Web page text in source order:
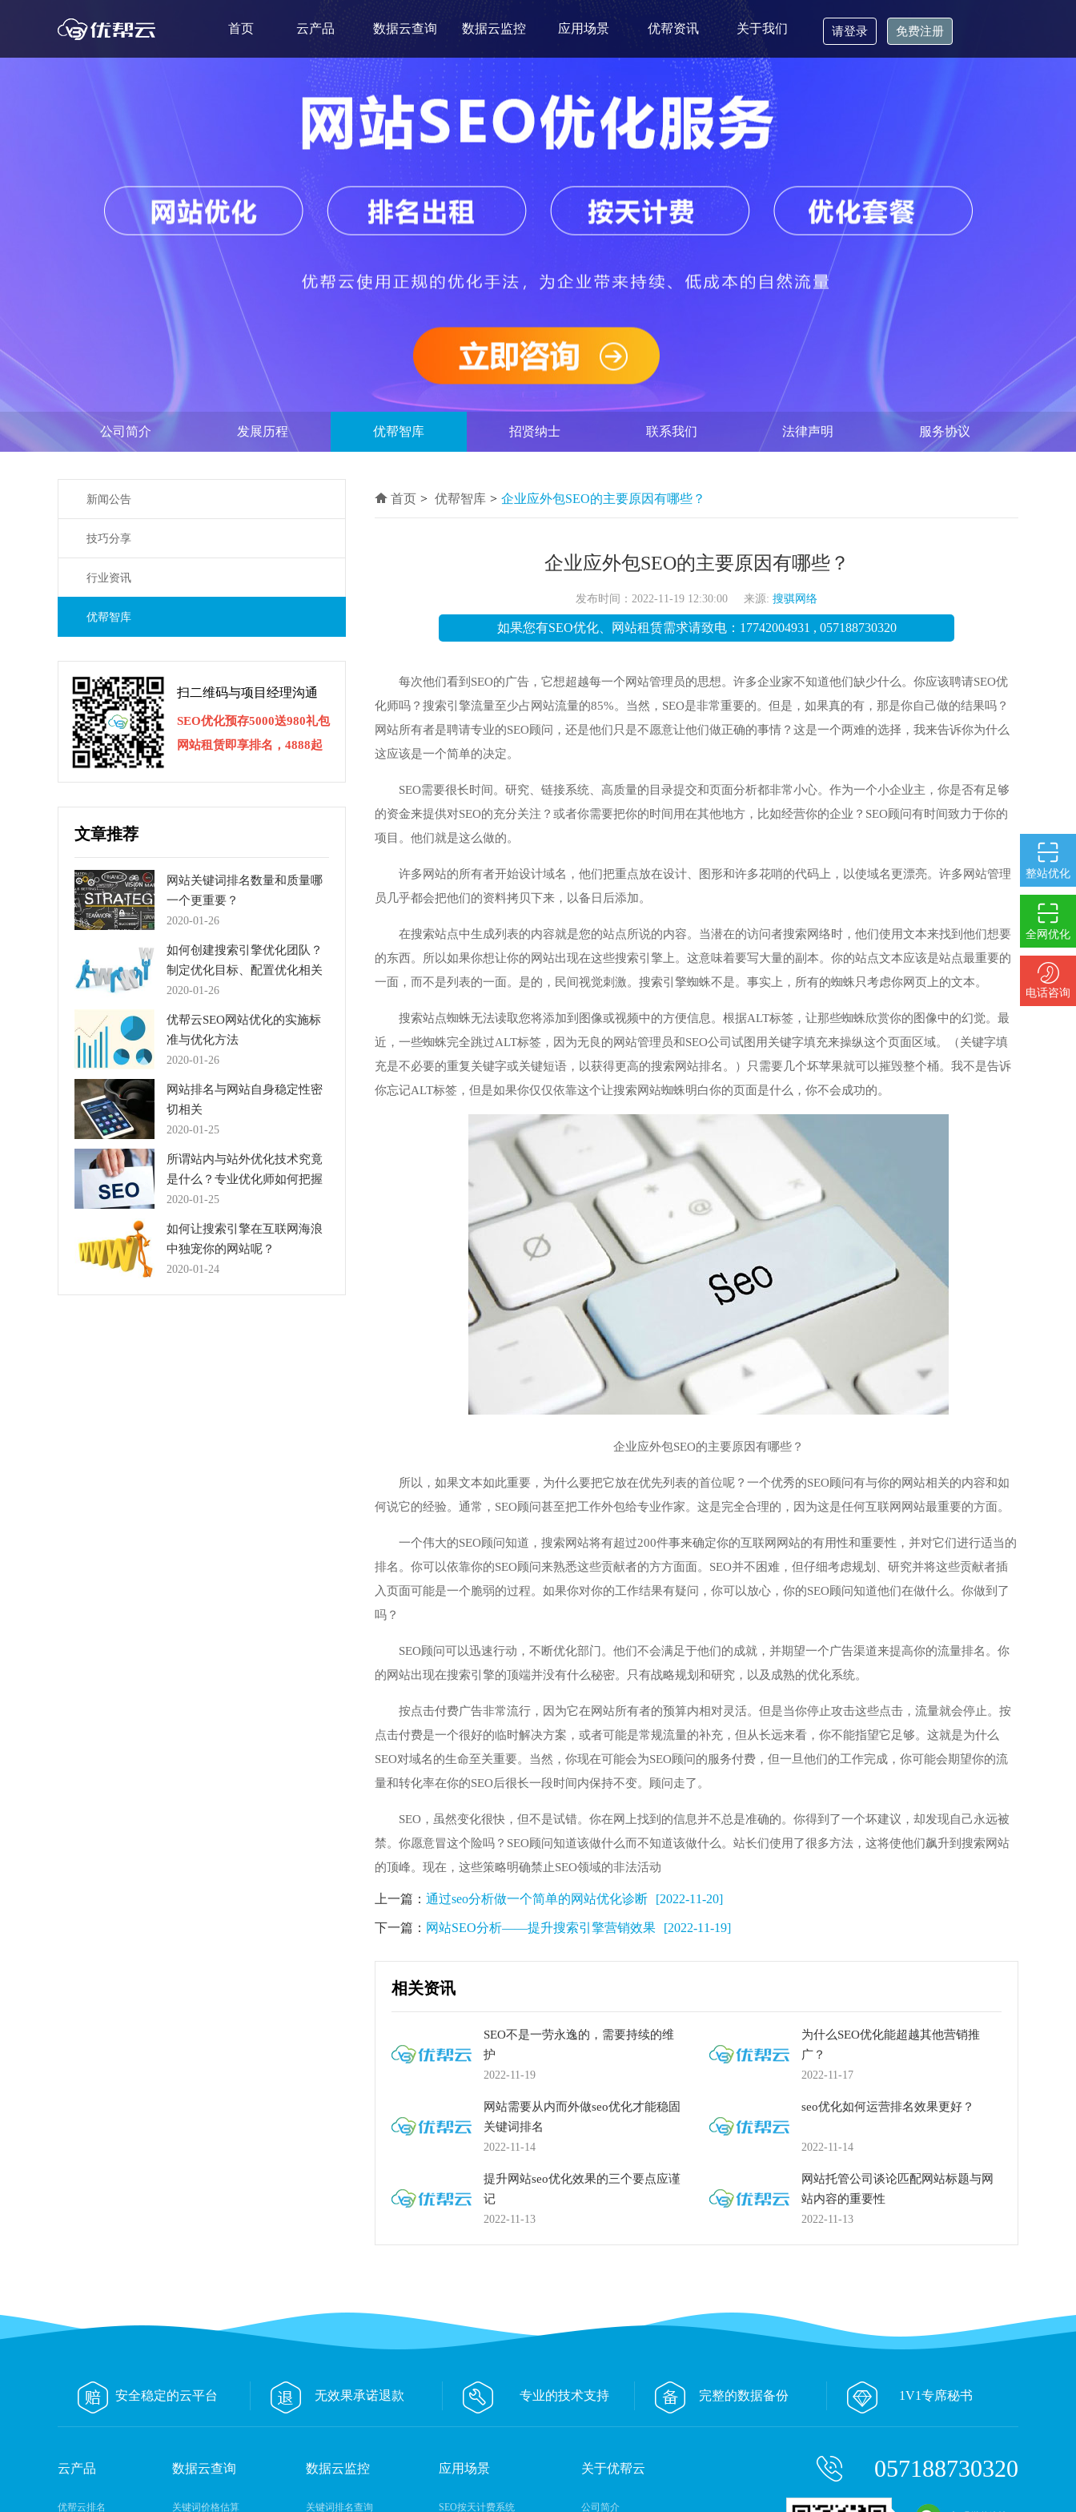
首页 云产品 数据云查询 数据云监控 应用场景 优帮资讯 关于我们 请登录 免费注册
公司简介 发展历程 优帮智库 招贤纳士 联系我们 法律声明 服务协议
新闻公告
技巧分享
行业资讯
优帮智库
扫二维码与项目经理沟通
SEO优化预存5000送980礼包
网站租赁即享排名，4888起
文章推荐
网站关键词排名数量和质量哪
一个更重要？
2020-01-26
如何创建搜索引擎优化团队？
制定优化目标、配置优化相关
人员
2020-01-26
优帮云SEO网站优化的实施标
准与优化方法
2020-01-26
网站排名与网站自身稳定性密
切相关
2020-01-25
所谓站内与站外优化技术究竟
是什么？专业优化师如何把握
seo优化技术？
2020-01-25
如何让搜索引擎在互联网海浪
中独宠你的网站呢？
2020-01-24
首页 > 优帮智库 > 企业应外包SEO的主要原因有哪些？
企业应外包SEO的主要原因有哪些？
发布时间：2022-11-19 12:30:00 来源: 搜骐网络
如果您有SEO优化、网站租赁需求请致电： 17742004931 , 057188730320
每次他们看到SEO的广告，它想超越每一个网站管理员的思想。许多企业家不知道他们缺少什么。你应该聘请SEO优
化师吗？搜索引擎流量至少占网站流量的85%。当然，SEO是非常重要的。但是，如果真的有，那是你自己做的结果吗？
网站所有者是聘请专业的SEO顾问，还是他们只是不愿意让他们做正确的事情？这是一个两难的选择，我来告诉你为什么
这应该是一个简单的决定。
SEO需要很长时间。研究、链接系统、高质量的目录提交和页面分析都非常小心。作为一个小企业主，你是否有足够
的资金来提供对SEO的充分关注？或者你需要把你的时间用在其他地方，比如经营你的企业？SEO顾问有时间致力于你的
项目。他们就是这么做的。
许多网站的所有者开始设计域名，他们把重点放在设计、图形和许多花哨的代码上，以使域名更漂亮。许多网站管理
员几乎都会把他们的资料拷贝下来，以备日后添加。
在搜索站点中生成列表的内容就是您的站点所说的内容。当潜在的访问者搜索网络时，他们使用文本来找到他们想要
的东西。所以如果你想让你的网站出现在这些搜索引擎上。这意味着要写大量的副本。你的站点文本应该是站点最重要的
一面，而不是列表的一面。是的，民间视觉刺激。搜索引擎蜘蛛不是。事实上，所有的蜘蛛只考虑你网页上的文本。
搜索站点蜘蛛无法读取您将添加到图像或视频中的方便信息。根据ALT标签，让那些蜘蛛欣赏你的图像中的幻觉。最
近，一些蜘蛛完全跳过ALT标签，因为无良的网站管理员和SEO公司试图用关键字填充来操纵这个页面区域。（关键字填
充是不必要的重复关键字或关键短语，以获得更高的搜索网站排名。）只需要几个坏苹果就可以摧毁整个桶。我不是告诉
你忘记ALT标签，但是如果你仅仅依靠这个让搜索网站蜘蛛明白你的页面是什么，你不会成功的。
企业应外包SEO的主要原因有哪些？
所以，如果文本如此重要，为什么要把它放在优先列表的首位呢？一个优秀的SEO顾问有与你的网站相关的内容和如
何说它的经验。通常，SEO顾问甚至把工作外包给专业作家。这是完全合理的，因为这是任何互联网网站最重要的方面。
一个伟大的SEO顾问知道，搜索网站将有超过200件事来确定你的互联网网站的有用性和重要性，并对它们进行适当的
排名。你可以依靠你的SEO顾问来熟悉这些贡献者的方方面面。SEO并不困难，但仔细考虑规划、研究并将这些贡献者插
入页面可能是一个脆弱的过程。如果你对你的工作结果有疑问，你可以放心，你的SEO顾问知道他们在做什么。你做到了
吗？
SEO顾问可以迅速行动，不断优化部门。他们不会满足于他们的成就，并期望一个广告渠道来提高你的流量排名。你
的网站出现在搜索引擎的顶端并没有什么秘密。只有战略规划和研究，以及成熟的优化系统。
按点击付费广告非常流行，因为它在网站所有者的预算内相对灵活。但是当你停止攻击这些点击，流量就会停止。按
点击付费是一个很好的临时解决方案，或者可能是常规流量的补充，但从长远来看，你不能指望它足够。这就是为什么
SEO对域名的生命至关重要。当然，你现在可能会为SEO顾问的服务付费，但一旦他们的工作完成，你可能会期望你的流
量和转化率在你的SEO后很长一段时间内保持不变。顾问走了。
SEO，虽然变化很快，但不是试错。你在网上找到的信息并不总是准确的。你得到了一个坏建议，却发现自己永远被
禁。你愿意冒这个险吗？SEO顾问知道该做什么而不知道该做什么。站长们使用了很多方法，这将使他们飙升到搜索网站
的顶峰。现在，这些策略明确禁止SEO领域的非法活动
上一篇： 通过seo分析做一个简单的网站优化诊断 [2022-11-20]
下一篇： 网站SEO分析——提升搜索引擎营销效果 [2022-11-19]
相关资讯
SEO不是一劳永逸的，需要持续的维
护
2022-11-19
为什么SEO优化能超越其他营销推
广？
2022-11-17
网站需要从内而外做seo优化才能稳固
关键词排名
2022-11-14
seo优化如何运营排名效果更好？
2022-11-14
提升网站seo优化效果的三个要点应谨
记
2022-11-13
网站托管公司谈论匹配网站标题与网
站内容的重要性
2022-11-13
安全稳定的云平台 无效果承诺退款 专业的技术支持 完整的数据备份 1V1专席秘书
云产品
优帮云排名
数据云查询
关键词价格估算
数据云监控
关键词排名查询
应用场景
SEO按天计费系统
关于优帮云
公司简介
057188730320
整站优化
全网优化
电话咨询